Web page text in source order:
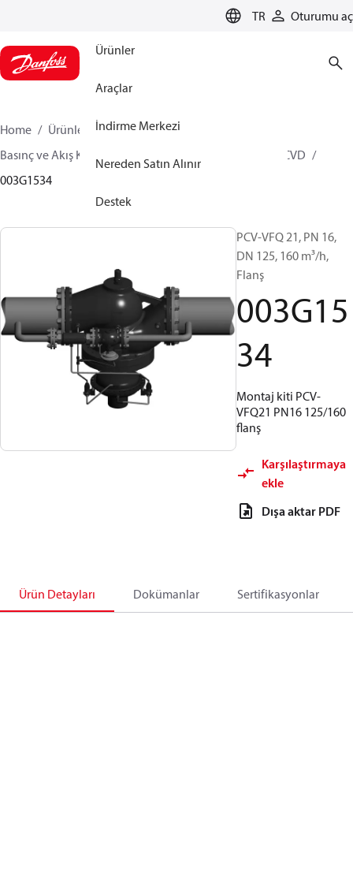
TR Oturumu aç
Ürünler
Araçlar
İndirme Merkezi
Nereden Satın Alınır
Destek
Home Ürünler
İklimlendirme Çözümleri - ısıtma
Basınç ve Akış Kontrolörleri
PCVD
003G1534
PCV-VFQ 21, PN 16,
DN 125, 160 m³/h,
Flanş
003G15
34
Montaj kiti PCV-
VFQ21 PN16 125/160
flanş
Karşılaştırmaya
ekle
Dışa aktar PDF
Ürün Detayları Dokümanlar Sertifikasyonlar